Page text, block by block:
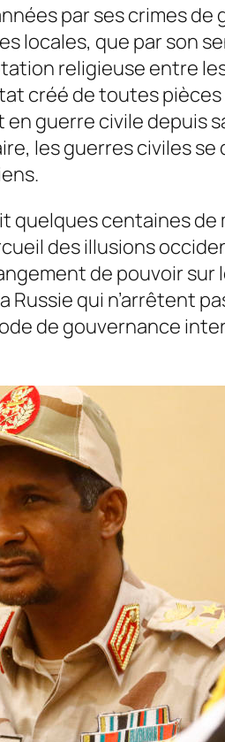
par ses crimes
locales, que par son
religieuse entre
créé de toutes
guerre civile depuis
les guerres civiles
quelques centaines
des illusions
de pouvoir
qui n’arrêtent
de gouvernance